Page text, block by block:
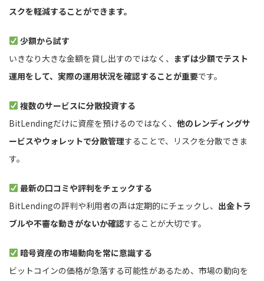
スクを軽減することができます。
少額から試す
いきなり大きな金額を貸し出すのではなく、 まずは少額でテスト
運用をして、実際の運用状況を確認することが重要です。
複数のサービスに分散投資する
BitLendingだけに資産を預けるのではなく、 他のレンディングサ
ービスやウォレットで分散管理することで、リスクを分散できま
す。
最新の口コミや評判をチェックする
BitLendingの評判や利用者の声は定期的にチェックし、 出金トラ
ブルや不審な動きがないか確認することが大切です。
暗号資産の市場動向を常に意識する
ビットコインの価格が急落する可能性があるため、市場の動向を